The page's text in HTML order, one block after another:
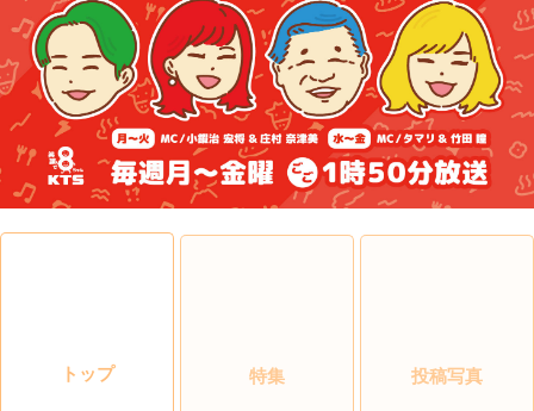
トップ 特集 投稿写真